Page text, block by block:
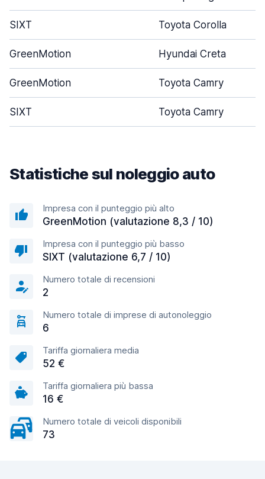
SIXT Toyota Corolla
GreenMotion Hyundai Creta
GreenMotion Toyota Camry
SIXT Toyota Camry
Statistiche sul noleggio auto
Impresa con il punteggio più alto
GreenMotion (valutazione 8,3 / 10)
Impresa con il punteggio più basso
SIXT (valutazione 6,7 / 10)
Numero totale di recensioni
2
Numero totale di imprese di autonoleggio
6
Tariffa giornaliera media
52 €
Tariffa giornaliera più bassa
16 €
Numero totale di veicoli disponibili
73